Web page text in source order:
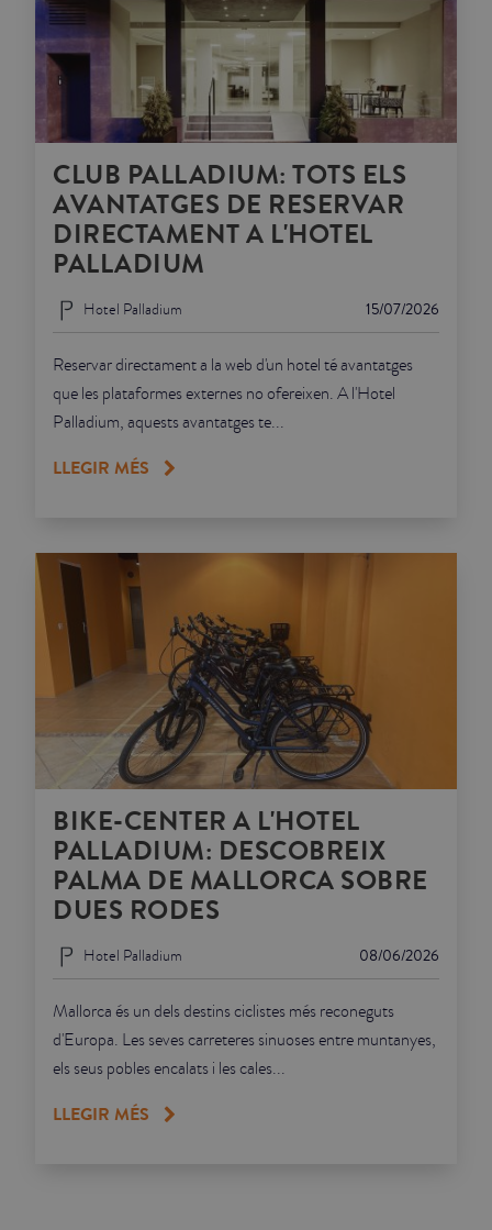
CLUB PALLADIUM: TOTS ELS
AVANTATGES DE RESERVAR
DIRECTAMENT A L'HOTEL
PALLADIUM
15/07/2026
Hotel Palladium
Reservar directament a la web d'un hotel té avantatges
que les plataformes externes no ofereixen. A l'Hotel
Palladium, aquests avantatges te...
LLEGIR MÉS
BIKE-CENTER A L'HOTEL
PALLADIUM: DESCOBREIX
PALMA DE MALLORCA SOBRE
DUES RODES
08/06/2026
Hotel Palladium
Mallorca és un dels destins ciclistes més reconeguts
d'Europa. Les seves carreteres sinuoses entre muntanyes,
els seus pobles encalats i les cales...
LLEGIR MÉS